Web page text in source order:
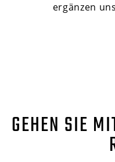
ergänzen
GEHEN SIE